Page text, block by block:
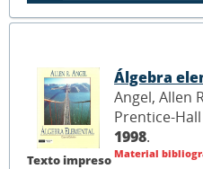
Texto impreso
Álgebra
Angel, Allen
Prentice-
1998.
Material